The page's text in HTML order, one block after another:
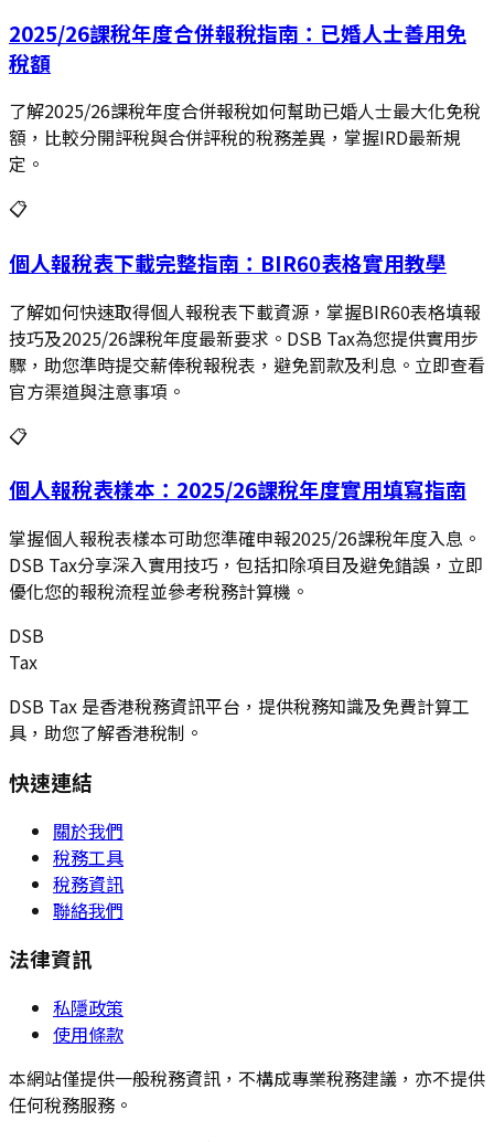
2025/26課稅年度合併報稅指南：已婚人士善用免
稅額
了解2025/26課稅年度合併報稅如何幫助已婚人士最大化免稅
額，比較分開評稅與合併評稅的稅務差異，掌握IRD最新規
定。
📋
個人報稅表下載完整指南：BIR60表格實用教學
了解如何快速取得個人報稅表下載資源，掌握BIR60表格填報
技巧及2025/26課稅年度最新要求。DSB Tax為您提供實用步
驟，助您準時提交薪俸稅報稅表，避免罰款及利息。立即查看
官方渠道與注意事項。
📋
個人報稅表樣本：2025/26課稅年度實用填寫指南
掌握個人報稅表樣本可助您準確申報2025/26課稅年度入息。
DSB Tax分享深入實用技巧，包括扣除項目及避免錯誤，立即
優化您的報稅流程並參考稅務計算機。
DSB
Tax
DSB Tax 是香港稅務資訊平台，提供稅務知識及免費計算工
具，助您了解香港稅制。
快速連結
關於我們
稅務工具
稅務資訊
聯絡我們
法律資訊
私隱政策
使用條款
本網站僅提供一般稅務資訊，不構成專業稅務建議，亦不提供
任何稅務服務。